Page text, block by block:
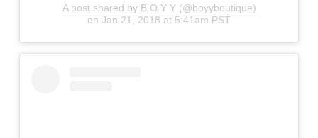
A post shared by B O Y Y (@boyyboutique)
on Jan 21, 2018 at 5:41am PST